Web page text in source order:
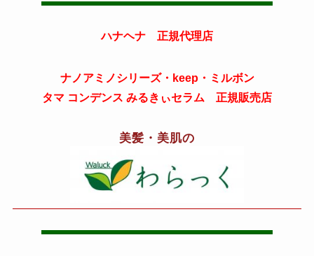
ハナヘナ 正規代理店
ナノアミノシリーズ・keep・ミルボン
タマ コンデンス みるきぃセラム 正規販売店
美髪・美肌の